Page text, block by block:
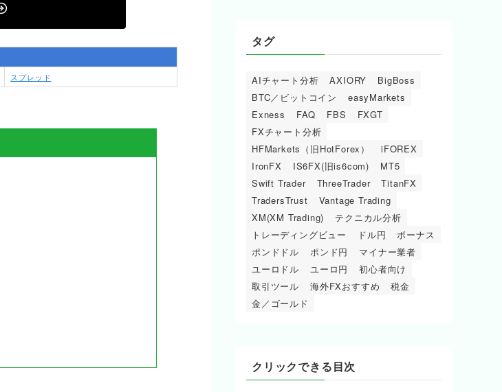
スプレッド
タグ
AIチャート分析 AXIORY
BigBoss
BTC／ビットコイン
easyMarkets
Exness
FAQ FBS
FXGT
FXチャート分析
HFMarkets（旧HotForex）
iFOREX
IronFX
IS6FX(旧is6com)
MT5
Swift Trader
ThreeTrader
TitanFX
TradersTrust
Vantage Trading
XM(XM Trading)
テクニカル分析
トレーディングビュー
ドル円
ボーナス
ポンドドル
ポンド円
マイナー業者
ユーロドル
ユーロ円
初心者向け
取引ツール
海外FXおすすめ
税金
金／ゴールド
クリックできる目次